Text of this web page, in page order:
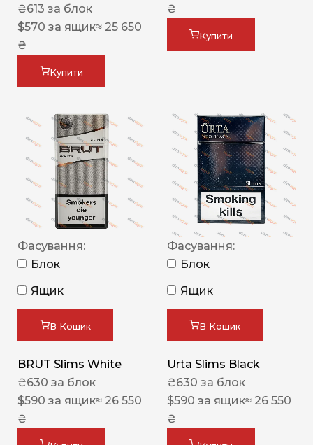
₴613 за блок
$570 за ящик≈ 25 650
₴
Купити
₴
Купити
Фасування:
Блок
Ящик
В Кошик
BRUT Slims White
₴630 за блок
$590 за ящик≈ 26 550
₴
Фасування:
Блок
Ящик
В Кошик
Urta Slims Black
₴630 за блок
$590 за ящик≈ 26 550
₴